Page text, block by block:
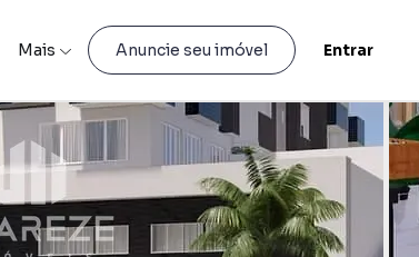
Mais Anuncie seu imóvel Entrar